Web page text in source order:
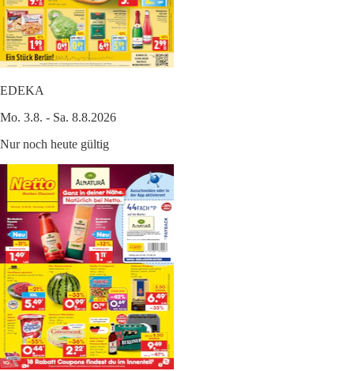
EDEKA
Mo. 3.8. - Sa. 8.8.2026
Nur noch heute gültig